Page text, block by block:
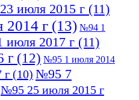
июля 2015 г (11)
г (13) №94 1
2017 г (11)
г (12) №95 1 июля 2014
г (10) №95 7
№95 25 июля 2015 г